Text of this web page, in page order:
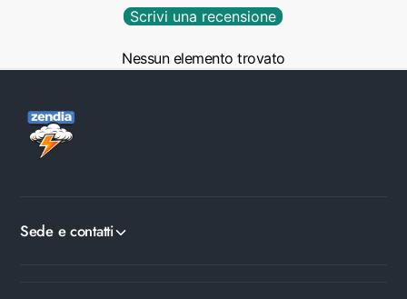
Scrivi una recensione
Nessun elemento trovato
Sede e contatti